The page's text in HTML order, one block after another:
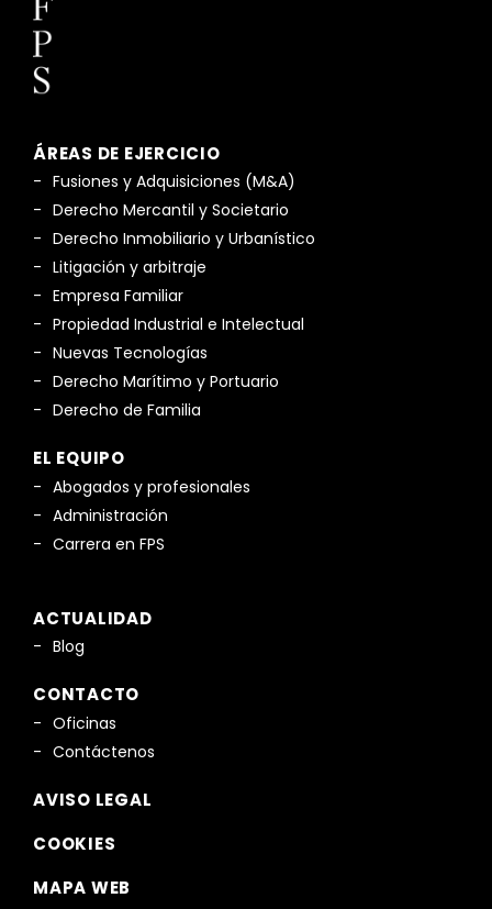
ÁREAS DE EJERCICIO
Fusiones y Adquisiciones (M&A)
Derecho Mercantil y Societario
Derecho Inmobiliario y Urbanístico
Litigación y arbitraje
Empresa Familiar
Propiedad Industrial e Intelectual
Nuevas Tecnologías
Derecho Marítimo y Portuario
Derecho de Familia
EL EQUIPO
Abogados y profesionales
Administración
Carrera en FPS
ACTUALIDAD
Blog
CONTACTO
Oficinas
Contáctenos
AVISO LEGAL
COOKIES
MAPA WEB